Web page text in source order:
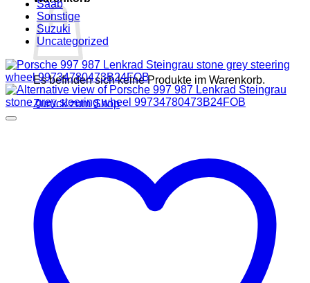
Es befinden sich keine Produkte im Warenkorb.
Zurück zum Shop
Saab
Sonstige
Suzuki
Uncategorized